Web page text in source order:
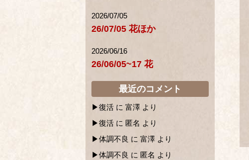
2026/07/05
26/07/05 花ほか
2026/06/16
26/06/05~17 花
最近のコメント
復活 に 富澤 より
復活 に 匿名 より
体調不良 に 富澤 より
体調不良 に 匿名 より